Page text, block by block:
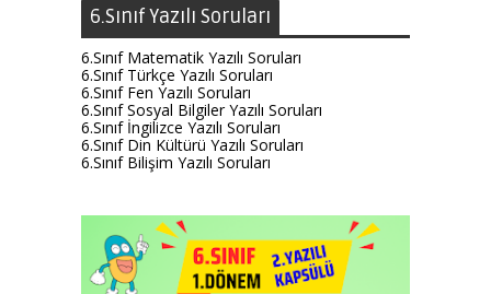
6.Sınıf Yazılı Soruları
6.Sınıf Matematik Yazılı Soruları
6.Sınıf Türkçe Yazılı Soruları
6.Sınıf Fen Yazılı Soruları
6.Sınıf Sosyal Bilgiler Yazılı Soruları
6.Sınıf İngilizce Yazılı Soruları
6.Sınıf Din Kültürü Yazılı Soruları
6.Sınıf Bilişim Yazılı Soruları